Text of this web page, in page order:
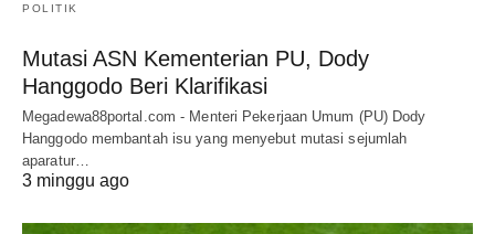
POLITIK
Mutasi ASN Kementerian PU, Dody
Hanggodo Beri Klarifikasi
Megadewa88portal.com - Menteri Pekerjaan Umum (PU) Dody
Hanggodo membantah isu yang menyebut mutasi sejumlah
aparatur…
3 minggu ago